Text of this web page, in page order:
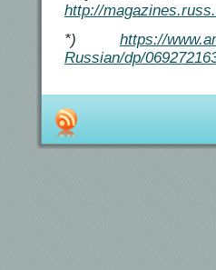
http://
*) https://
Russian/dp/